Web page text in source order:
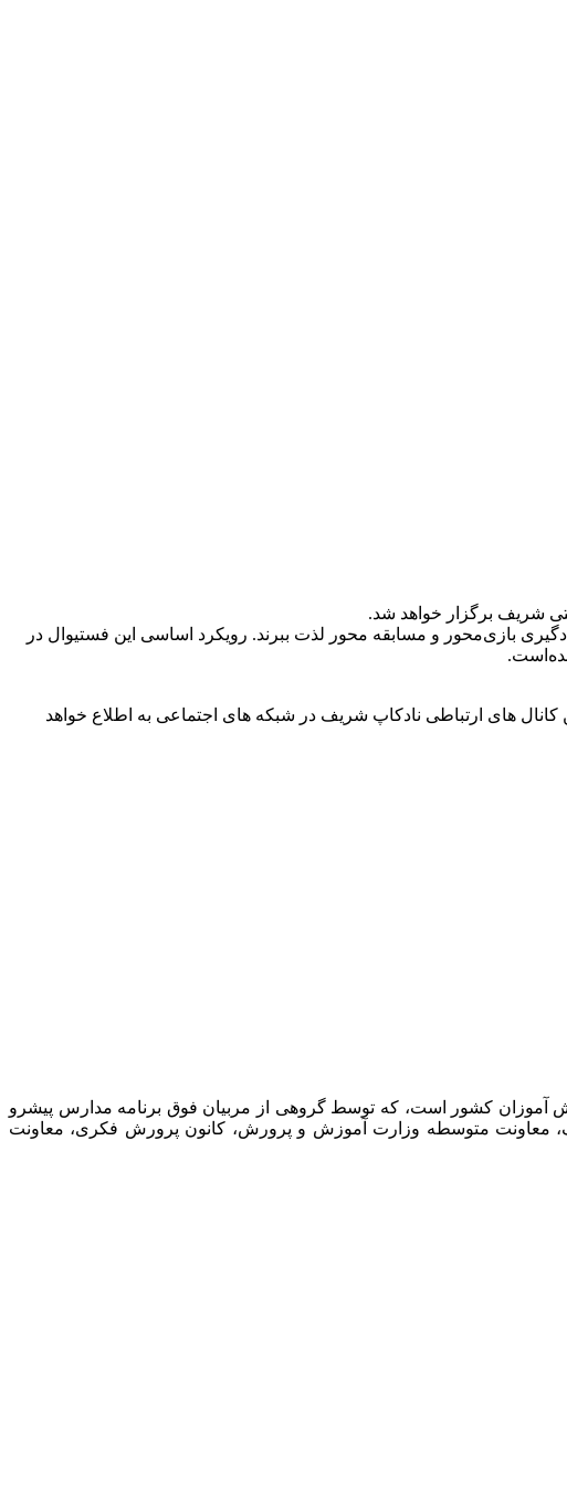
بازی‌محور و مسابقه محور لذت ببرند. رویکرد اساسی این فستیوال در
های ارتباطی نادکاپ شریف در شبکه های اجتماعی به اطلاع خواهد
آموزان کشور است، که توسط گروهی از مربیان فوق برنامه مدارس پیشرو
معاونت متوسطه وزارت آموزش و پرورش، کانون پرورش فکری، معاونت